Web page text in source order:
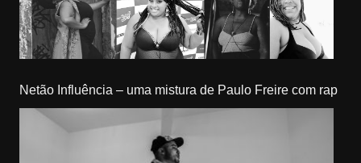
Netão Influência – uma mistura de Paulo Freire com rap